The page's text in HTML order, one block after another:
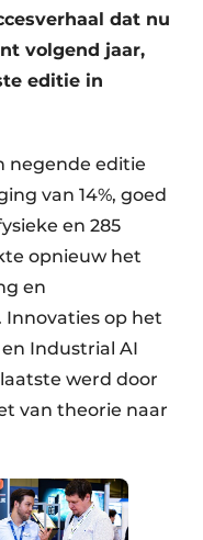
dat nu
volgend jaar,
editie in
negende editie
van 14%, goed
en 285
opnieuw het
en
op het
Industrial AI
werd door
van theorie naar